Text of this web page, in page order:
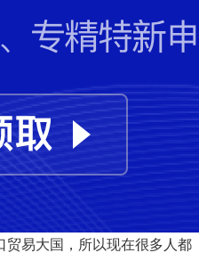
贸易大国，所以现在很多人都